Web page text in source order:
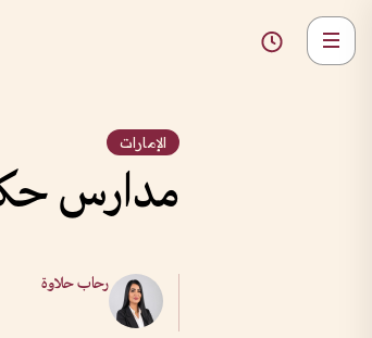
الإمارات
مدارس حكومية في دبي
رحاب حلاوة